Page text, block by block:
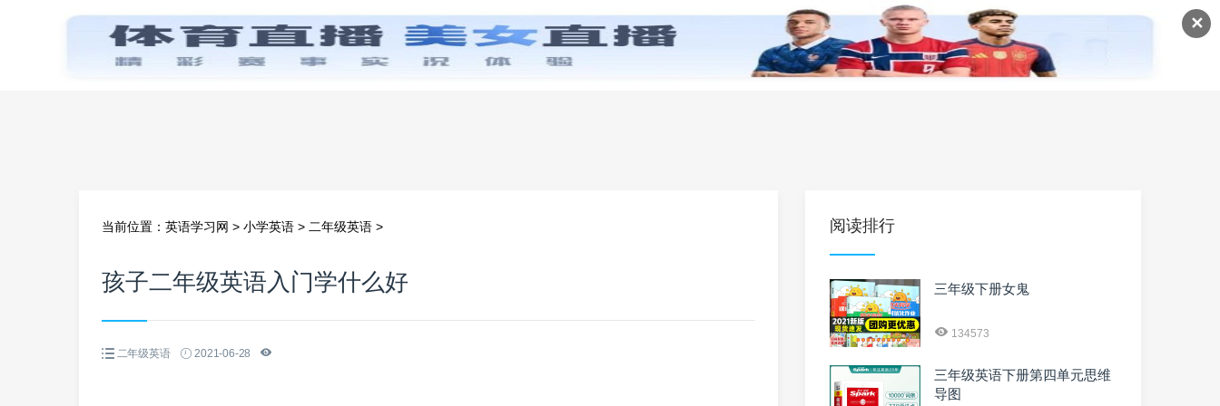
✕
首页 零基础学英语 小学英语 初中英语 高中英语 英语课程 英语资料
当前位置： 英语学习网 > 小学英语 > 二年级英语 >
孩子二年级英语入门学什么好
二年级英语 2021-06-28
阅读排行
三年级下册女鬼
134573
三年级英语下册第四单元思维
导图